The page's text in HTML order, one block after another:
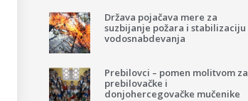
Država pojačava mere za
suzbijanje požara i stabilizaciju
vodosnabdevanja
Prebilovci – pomen molitvom za
prebilovačke i
donjohercegovačke mučenike